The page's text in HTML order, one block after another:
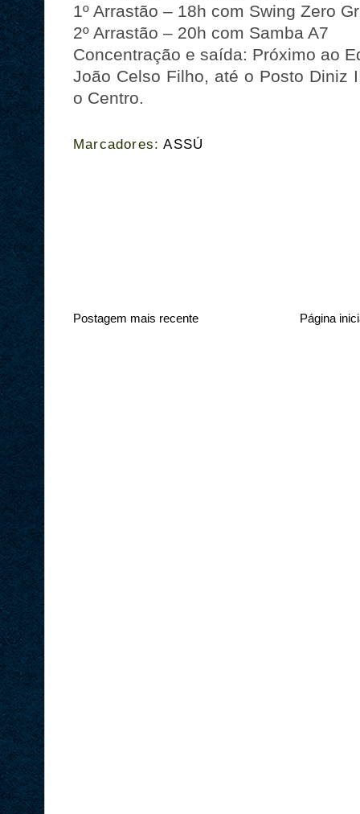
1º Arrastão – 18h com Swing Zero
2º Arrastão – 20h com Samba A7
Concentração e saída: Próximo ao
João Celso Filho, até o Posto Diniz
o Centro.
Marcadores:ASSÚ
Postagem mais recente Página